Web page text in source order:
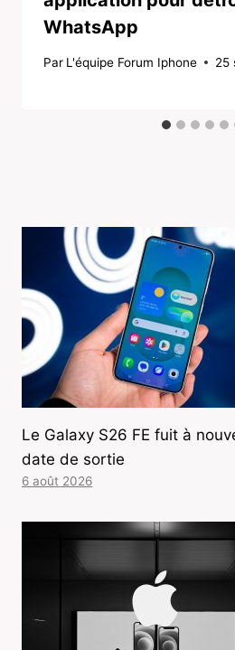
WhatsApp
Par L'équipe Forum Iphone 25
Le Galaxy S26 FE fuit à
date de sortie
6 août 2026